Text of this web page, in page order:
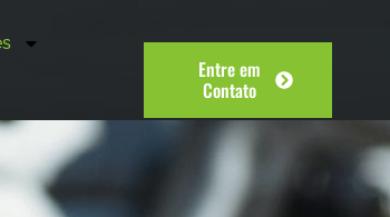
Entre em
Contato